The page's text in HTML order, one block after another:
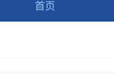
首页